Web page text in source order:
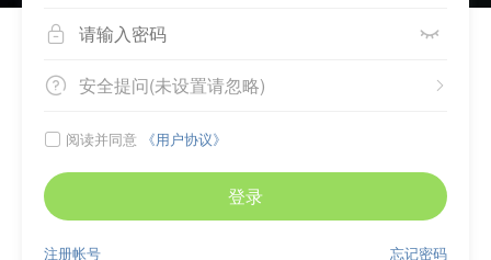
 
 
安全提问(未设置请忽略)
 阅读并同意 《用户协议》
登录
忘记密码
注册帐号